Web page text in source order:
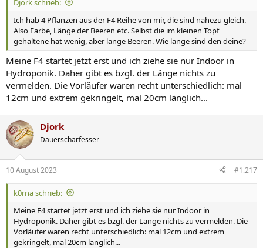
m
Ich hab 4 Pflanzen aus der F4 Reihe von mir, die sind nahezu gleich.
Also Farbe, Länge der Beeren etc. Selbst die im kleinen Topf
gehaltene hat wenig, aber lange Beeren. Wie lange sind den deine?
Meine F4 startet jetzt erst und ich ziehe sie nur Indoor in
Hydroponik. Daher gibt es bzgl. der Länge nichts zu
vermelden. Die Vorläufer waren recht unterschiedlich: mal
12cm und extrem gekringelt, mal 20cm länglich...
Djork
Dauerscharfesser
10 August 2023 #1.217
k0rna schrieb:
Meine F4 startet jetzt erst und ich ziehe sie nur Indoor in
Hydroponik. Daher gibt es bzgl. der Länge nichts zu vermelden. Die
Vorläufer waren recht unterschiedlich: mal 12cm und extrem
gekringelt, mal 20cm länglich...